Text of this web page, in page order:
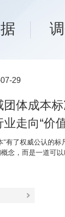
29
团体成本
业走向“价
”有了权威公认的
念，而是一道可以